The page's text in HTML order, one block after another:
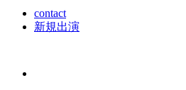
contact
新規出演